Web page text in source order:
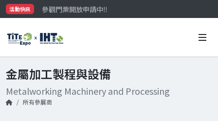
活動快訊
參觀門票開放申請中‼️
最大規模台灣五金展TiTE x IHT，2026/10/20-22與您在
金屬加工製程與設備
Metalworking Machinery and Processing
所有參展商